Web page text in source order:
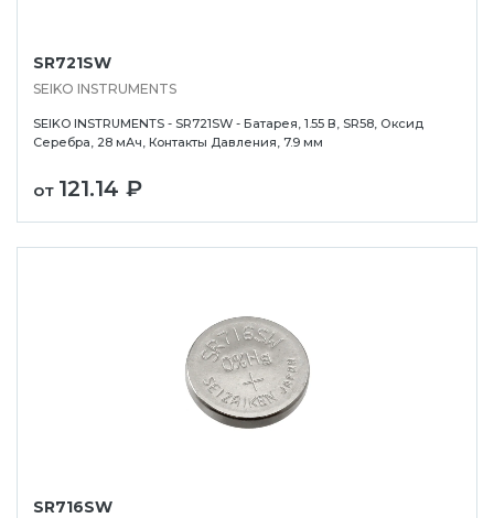
SR721SW
SEIKO INSTRUMENTS
SEIKO INSTRUMENTS - SR721SW - Батарея, 1.55 В, SR58, Оксид
Серебра, 28 мАч, Контакты Давления, 7.9 мм
от 121.14 ₽
SR716SW